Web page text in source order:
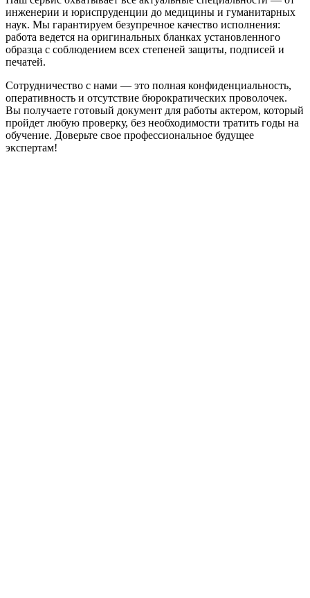
инженерии и юриспруденции до медицины и гуманитарных
наук. Мы гарантируем безупречное качество исполнения:
работа ведется на оригинальных бланках установленного
образца с соблюдением всех степеней защиты, подписей и
печатей.
Сотрудничество с нами — это полная конфиденциальность,
оперативность и отсутствие бюрократических проволочек.
Вы получаете готовый документ для работы актером, который
пройдет любую проверку, без необходимости тратить годы на
обучение. Доверьте свое профессиональное будущее
экспертам!